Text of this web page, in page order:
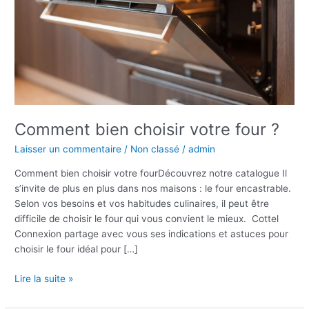
Comment bien choisir votre four ?
Laisser un commentaire / Non classé /admin
Comment bien choisir votre fourDécouvrez notre catalogue Il
s’invite de plus en plus dans nos maisons : le four encastrable.
Selon vos besoins et vos habitudes culinaires, il peut être
difficile de choisir le four qui vous convient le mieux. Cottel
Connexion partage avec vous ses indications et astuces pour
choisir le four idéal pour […]
Lire la suite »